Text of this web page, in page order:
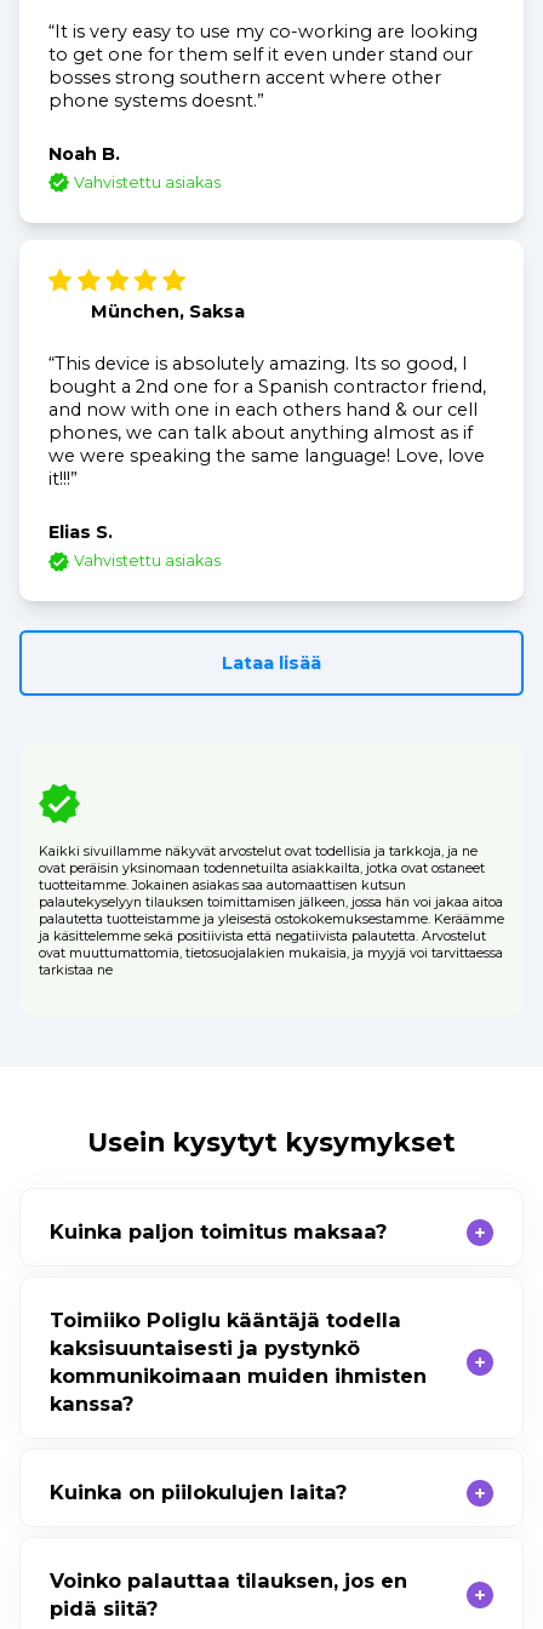
“It is very easy to use my co-working are looking
to get one for them self it even under stand our
bosses strong southern accent where other
phone systems doesnt.”
Noah B.
Vahvistettu asiakas
München, Saksa
“This device is absolutely amazing. Its so good, I
bought a 2nd one for a Spanish contractor friend,
and now with one in each others hand & our cell
phones, we can talk about anything almost as if
we were speaking the same language! Love, love
it!!!”
Elias S.
Vahvistettu asiakas
Lataa lisää
Kaikki sivuillamme näkyvät arvostelut ovat todellisia ja tarkkoja, ja ne
ovat peräisin yksinomaan todennetuilta asiakkailta, jotka ovat ostaneet
tuotteitamme. Jokainen asiakas saa automaattisen kutsun
palautekyselyyn tilauksen toimittamisen jälkeen, jossa hän voi jakaa aitoa
palautetta tuotteistamme ja yleisestä ostokokemuksestamme. Keräämme
ja käsittelemme sekä positiivista että negatiivista palautetta. Arvostelut
ovat muuttumattomia, tietosuojalakien mukaisia, ja myyjä voi tarvittaessa
tarkistaa ne
Usein kysytyt kysymykset
Kuinka paljon toimitus maksaa?
Toimiiko Poliglu kääntäjä todella
kaksisuuntaisesti ja pystynkö
kommunikoimaan muiden ihmisten
kanssa?
Kuinka on piilokulujen laita?
Voinko palauttaa tilauksen, jos en
pidä siitä?